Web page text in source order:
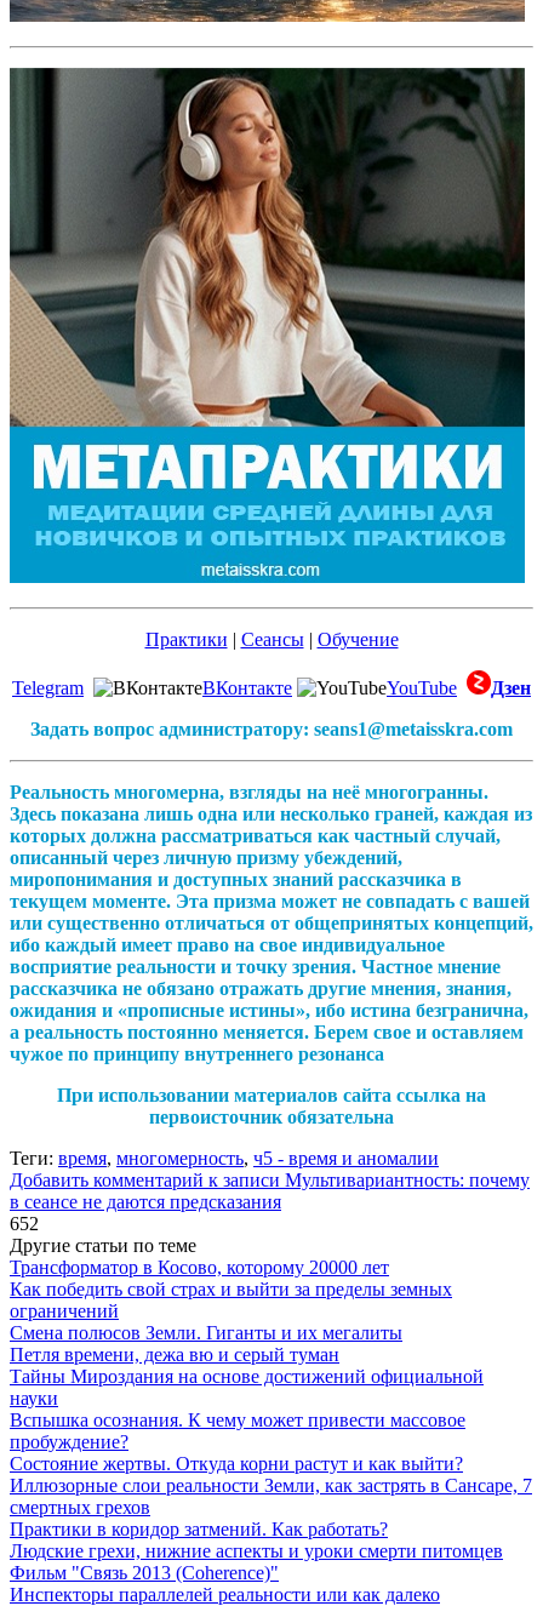
Практики | Сеансы| Обучение
Telegram ВКонтакте YouTube
Дзен
Задать вопрос администратору: seans1@metaisskra.com
Реальность многомерна, взгляды на неё многогранны.
Здесь показана лишь одна или несколько граней, каждая из
которых должна рассматриваться как частный случай,
описанный через личную призму убеждений,
миропонимания и доступных знаний рассказчика в
текущем моменте. Эта призма может не совпадать с вашей
или существенно отличаться от общепринятых концепций,
ибо каждый имеет право на свое индивидуальное
восприятие реальности и точку зрения. Частное мнение
рассказчика не обязано отражать другие мнения, знания,
ожидания и «прописные истины», ибо истина безгранична,
а реальность постоянно меняется. Берем свое и оставляем
чужое по принципу внутреннего резонанса
При использовании материалов сайта ссылка на
первоисточник обязательна
Теги: время, многомерность, ч5 - время и аномалии
Добавить комментарий к записи Мультивариантность: почему
в сеансе не даются предсказания
652
Другие статьи по теме
Трансформатор в Косово, которому 20000 лет
Как победить свой страх и выйти за пределы земных
ограничений
Смена полюсов Земли. Гиганты и их мегалиты
Петля времени, дежа вю и серый туман
Тайны Мироздания на основе достижений официальной
науки
Вспышка осознания. К чему может привести массовое
пробуждение?
Состояние жертвы. Откуда корни растут и как выйти?
Иллюзорные слои реальности Земли, как застрять в Сансаре, 7
смертных грехов
Практики в коридор затмений. Как работать?
Людские грехи, нижние аспекты и уроки смерти питомцев
Фильм "Связь 2013 (Coherence)"
Инспекторы параллелей реальности или как далеко